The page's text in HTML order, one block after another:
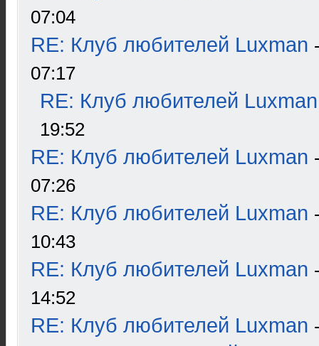
07:04
RE: Клуб любителей Luxman
07:17
RE: Клуб любителей Luxman
19:52
RE: Клуб любителей Luxman
07:26
RE: Клуб любителей Luxman
10:43
RE: Клуб любителей Luxman
14:52
RE: Клуб любителей Luxman